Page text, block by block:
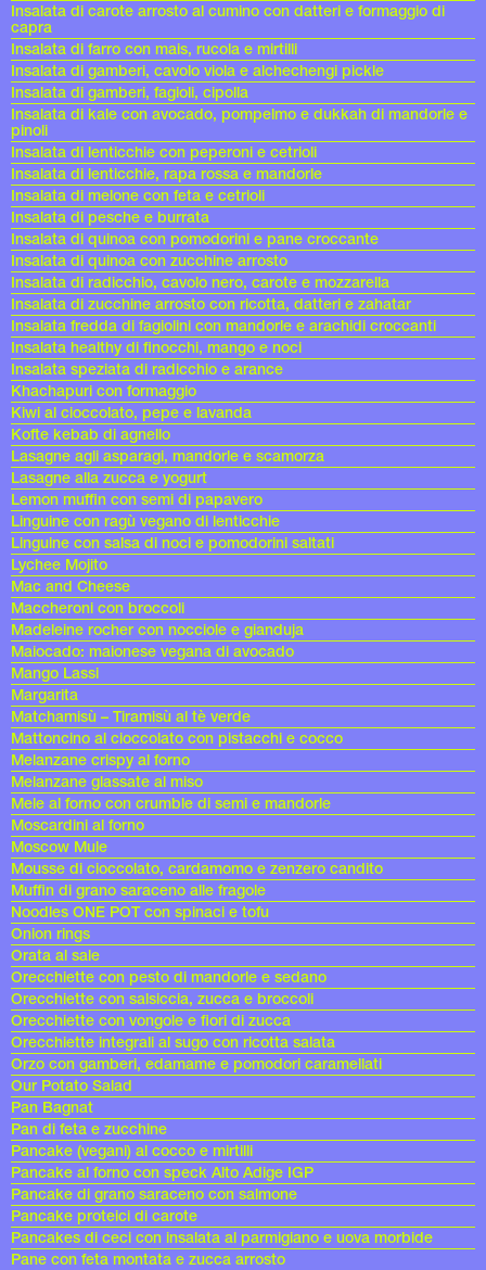
Insalata di carote arrosto al cumino con datteri e formaggio di
capra
Insalata di farro con mais, rucola e mirtilli
Insalata di gamberi, cavolo viola e alchechengi pickle
Insalata di gamberi, fagioli, cipolla
Insalata di kale con avocado, pompelmo e dukkah di mandorle e
pinoli
Insalata di lenticchie con peperoni e cetrioli
Insalata di lenticchie, rapa rossa e mandorle
Insalata di melone con feta e cetrioli
Insalata di pesche e burrata
Insalata di quinoa con pomodorini e pane croccante
Insalata di quinoa con zucchine arrosto
Insalata di radicchio, cavolo nero, carote e mozzarella
Insalata di zucchine arrosto con ricotta, datteri e zahatar
Insalata fredda di fagiolini con mandorle e arachidi croccanti
Insalata healthy di finocchi, mango e noci
Insalata speziata di radicchio e arance
Khachapuri con formaggio
Kiwi al cioccolato, pepe e lavanda
Kofte kebab di agnello
Lasagne agli asparagi, mandorle e scamorza
Lasagne alla zucca e yogurt
Lemon muffin con semi di papavero
Linguine con ragù vegano di lenticchie
Linguine con salsa di noci e pomodorini saltati
Lychee Mojito
Mac and Cheese
Maccheroni con broccoli
Madeleine rocher con nocciole e gianduja
Maiocado: maionese vegana di avocado
Mango Lassi
Margarita
Matchamisù – Tiramisù al tè verde
Mattoncino al cioccolato con pistacchi e cocco
Melanzane crispy al forno
Melanzane glassate al miso
Mele al forno con crumble di semi e mandorle
Moscardini al forno
Moscow Mule
Mousse di cioccolato, cardamomo e zenzero candito
Muffin di grano saraceno alle fragole
Noodles ONE POT con spinaci e tofu
Onion rings
Orata al sale
Orecchiette con pesto di mandorle e sedano
Orecchiette con salsiccia, zucca e broccoli
Orecchiette con vongole e fiori di zucca
Orecchiette integrali al sugo con ricotta salata
Orzo con gamberi, edamame e pomodori caramellati
Our Potato Salad
Pan Bagnat
Pan di feta e zucchine
Pancake (vegani) al cocco e mirtilli
Pancake al forno con speck Alto Adige IGP
Pancake di grano saraceno con salmone
Pancake proteici di carote
Pancakes di ceci con insalata al parmigiano e uova morbide
Pane con feta montata e zucca arrosto